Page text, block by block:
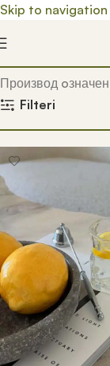
Skip to navigation
Почетна/
Производ
Filteri